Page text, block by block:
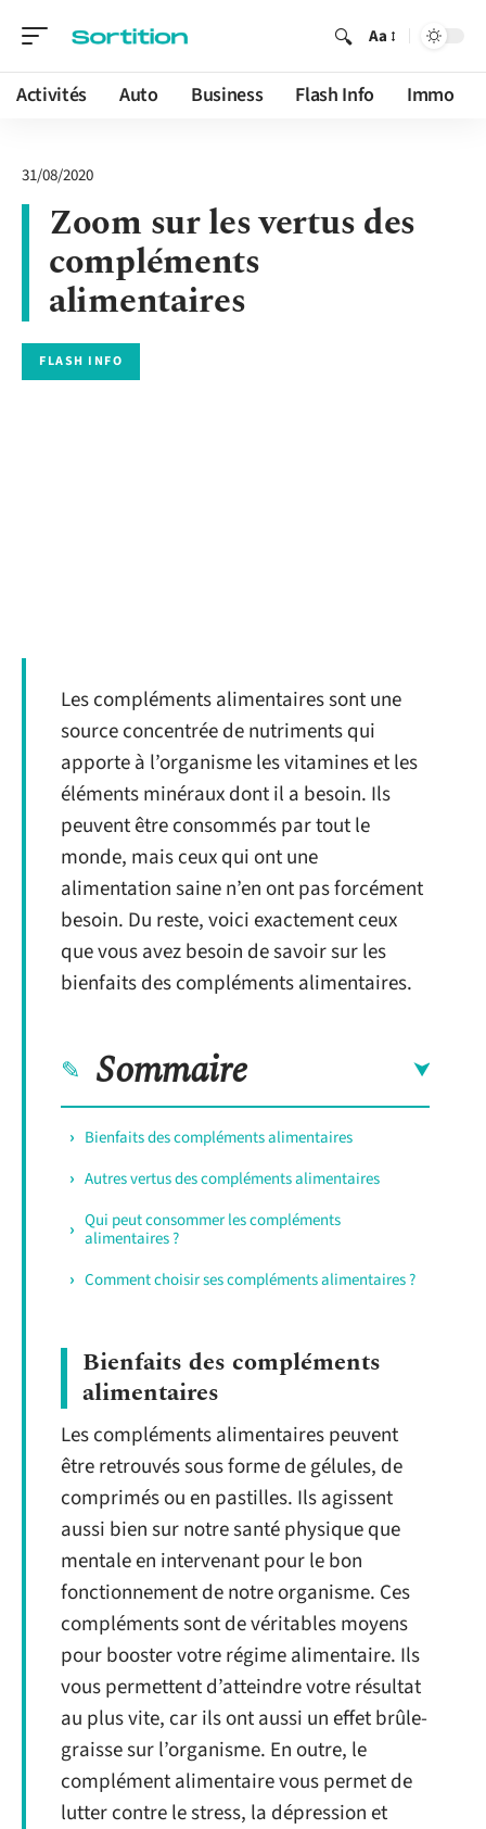
Aa
Activités Auto Business Flash Info Immo
31/08/2020
Zoom sur les vertus des
compléments
alimentaires
FLASH INFO
Les compléments alimentaires sont une
source concentrée de nutriments qui
apporte à l’organisme les vitamines et les
éléments minéraux dont il a besoin. Ils
peuvent être consommés par tout le
monde, mais ceux qui ont une
alimentation saine n’en ont pas forcément
besoin. Du reste, voici exactement ceux
que vous avez besoin de savoir sur les
bienfaits des compléments alimentaires.
Sommaire
Bienfaits des compléments alimentaires
Autres vertus des compléments alimentaires
Qui peut consommer les compléments
alimentaires ?
Comment choisir ses compléments alimentaires ?
Bienfaits des compléments
alimentaires
Les compléments alimentaires peuvent
être retrouvés sous forme de gélules, de
comprimés ou en pastilles. Ils agissent
aussi bien sur notre santé physique que
mentale en intervenant pour le bon
fonctionnement de notre organisme. Ces
compléments sont de véritables moyens
pour booster votre régime alimentaire. Ils
vous permettent d’atteindre votre résultat
au plus vite, car ils ont aussi un effet brûle-
graisse sur l’organisme. En outre, le
complément alimentaire vous permet de
lutter contre le stress, la dépression et